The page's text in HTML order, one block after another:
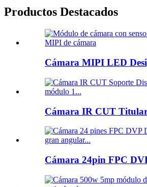
Productos Destacados
Cámara MIPI LED
Cámara IR CUT
Cámara 24pin FPC